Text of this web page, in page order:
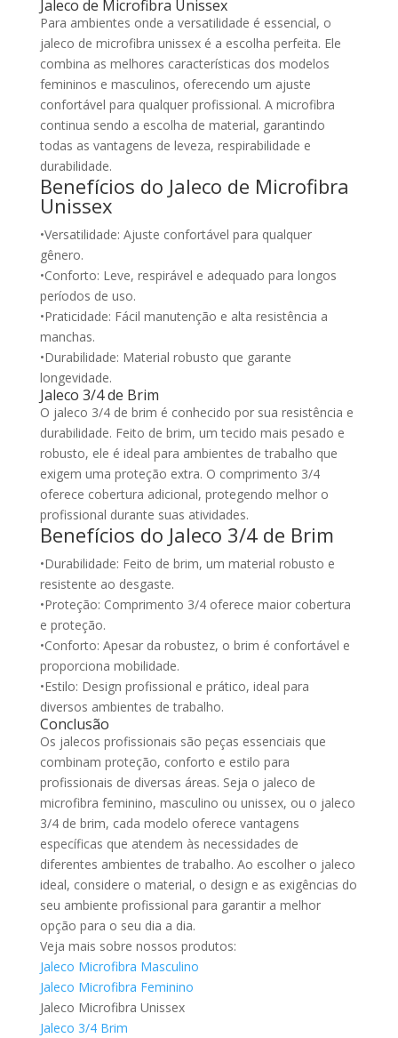
Jaleco de Microfibra Unissex
Para ambientes onde a versatilidade é essencial, o
jaleco de microfibra unissex é a escolha perfeita. Ele
combina as melhores características dos modelos
femininos e masculinos, oferecendo um ajuste
confortável para qualquer profissional. A microfibra
continua sendo a escolha de material, garantindo
todas as vantagens de leveza, respirabilidade e
durabilidade.
Benefícios do Jaleco de Microfibra
Unissex
•Versatilidade: Ajuste confortável para qualquer
gênero.
•Conforto: Leve, respirável e adequado para longos
períodos de uso.
•Praticidade: Fácil manutenção e alta resistência a
manchas.
•Durabilidade: Material robusto que garante
longevidade.
Jaleco 3/4 de Brim
O jaleco 3/4 de brim é conhecido por sua resistência e
durabilidade. Feito de brim, um tecido mais pesado e
robusto, ele é ideal para ambientes de trabalho que
exigem uma proteção extra. O comprimento 3/4
oferece cobertura adicional, protegendo melhor o
profissional durante suas atividades.
Benefícios do Jaleco 3/4 de Brim
•Durabilidade: Feito de brim, um material robusto e
resistente ao desgaste.
•Proteção: Comprimento 3/4 oferece maior cobertura
e proteção.
•Conforto: Apesar da robustez, o brim é confortável e
proporciona mobilidade.
•Estilo: Design profissional e prático, ideal para
diversos ambientes de trabalho.
Conclusão
Os jalecos profissionais são peças essenciais que
combinam proteção, conforto e estilo para
profissionais de diversas áreas. Seja o jaleco de
microfibra feminino, masculino ou unissex, ou o jaleco
3/4 de brim, cada modelo oferece vantagens
específicas que atendem às necessidades de
diferentes ambientes de trabalho. Ao escolher o jaleco
ideal, considere o material, o design e as exigências do
seu ambiente profissional para garantir a melhor
opção para o seu dia a dia.
Veja mais sobre nossos produtos:
Jaleco Microfibra Masculino
Jaleco Microfibra Feminino
Jaleco Microfibra Unissex
Jaleco 3/4 Brim